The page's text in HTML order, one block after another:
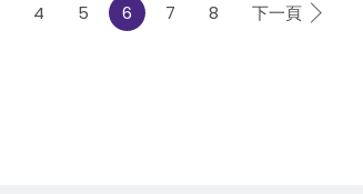
4 5 6 7 8 下一頁